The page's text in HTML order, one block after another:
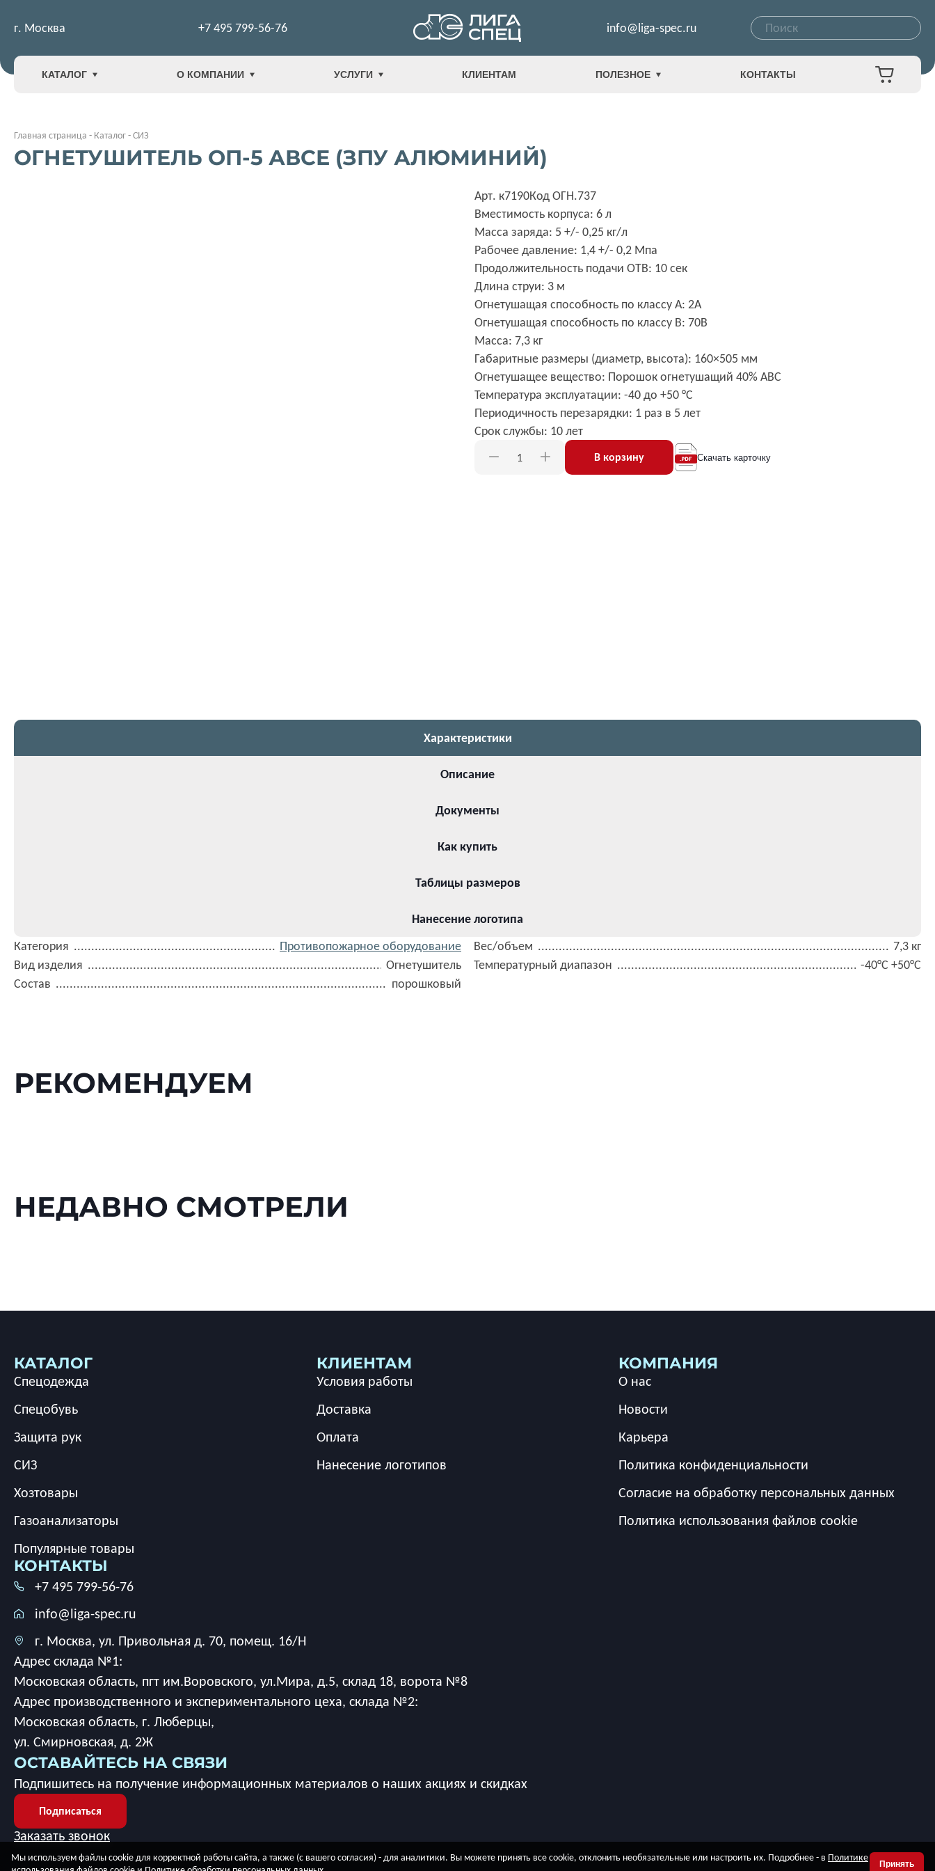
г. Москва +7 495 799-56-76 info@liga-spec.ru
КАТАЛОГ О КОМПАНИИ УСЛУГИ КЛИЕНТАМ ПОЛЕЗНОЕ КОНТАКТЫ
Главная страница - Каталог-СИЗ
ОГНЕТУШИТЕЛЬ ОП-5 АВСЕ (ЗПУ АЛЮМИНИЙ)
Арт. к7190Код ОГН.737
Вместимость корпуса: 6 л
Масса заряда: 5 +/- 0,25 кг/л
Рабочее давление: 1,4 +/- 0,2 Мпа
Продолжительность подачи ОТВ: 10 сек
Длина струи: 3 м
Огнетушащая способность по классу А: 2А
Огнетушащая способность по классу В: 70B
Масса: 7,3 кг
Габаритные размеры (диаметр, высота): 160×505 мм
Огнетушащее вещество: Порошок огнетушащий 40% АВС
Температура эксплуатации: -40 до +50 °C
Периодичность перезарядки: 1 раз в 5 лет
Срок службы: 10 лет
В корзину Скачать карточку
Характеристики
Описание
Документы
Как купить
Таблицы размеров
Нанесение логотипа
Категория
Противопожарное оборудование
Вид изделия
Огнетушитель
Состав
порошковый
Вес/объем
7,3 кг
Температурный диапазон
-40°С +50°С
РЕКОМЕНДУЕМ
НЕДАВНО СМОТРЕЛИ
КАТАЛОГ
Спецодежда
Спецобувь
Защита рук
СИЗ
Хозтовары
Газоанализаторы
Популярные товары
КЛИЕНТАМ
Условия работы
Доставка
Оплата
Нанесение логотипов
КОМПАНИЯ
О нас
Новости
Карьера
Политика конфиденциальности
Согласие на обработку персональных данных
Политика использования файлов cookie
КОНТАКТЫ
+7 495 799-56-76
info@liga-spec.ru
г. Москва, ул. Привольная д. 70, помещ. 16/Н
Адрес склада №1:
Московская область, пгт им.Воровского, ул.Мира, д.5, склад 18, ворота №8
Адрес производственного и экспериментального цеха, склада №2:
Московская область, г. Люберцы,
ул. Смирновская, д. 2Ж
ОСТАВАЙТЕСЬ НА СВЯЗИ
Подпишитесь на получение информационных материалов о наших акциях и скидках
Подписаться
Заказать звонок
Мы используем файлы cookie для корректной работы сайта, а также (с вашего согласия) - для аналитики. Вы можете принять все cookie, отклонить необязательные или настроить их. Подробнее - в Политике
Принять